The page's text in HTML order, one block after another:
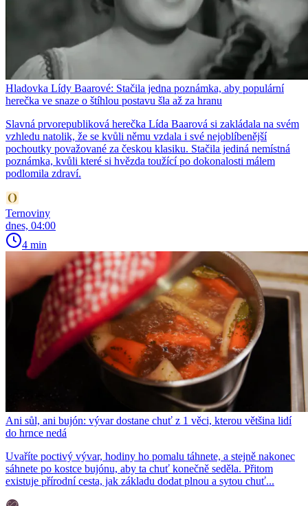
Hladovka Lídy Baarové: Stačila jedna poznámka, aby populární
herečka ve snaze o štíhlou postavu šla až za hranu
Slavná prvorepubliková herečka Lída Baarová si zakládala na svém
vzhledu natolik, že se kvůli němu vzdala i své nejoblíbenější
pochoutky považované za českou klasiku. Stačila jediná nemístná
poznámka, kvůli které si hvězda toužící po dokonalosti málem
podlomila zdraví.
Ternoviny
dnes, 04:00
4 min
Ani sůl, ani bujón: vývar dostane chuť z 1 věci, kterou většina lidí
do hrnce nedá
Uvaříte poctivý vývar, hodiny ho pomalu táhnete, a stejně nakonec
sáhnete po kostce bujónu, aby ta chuť konečně seděla. Přitom
existuje přírodní cesta, jak základu dodat plnou a sytou chuť...